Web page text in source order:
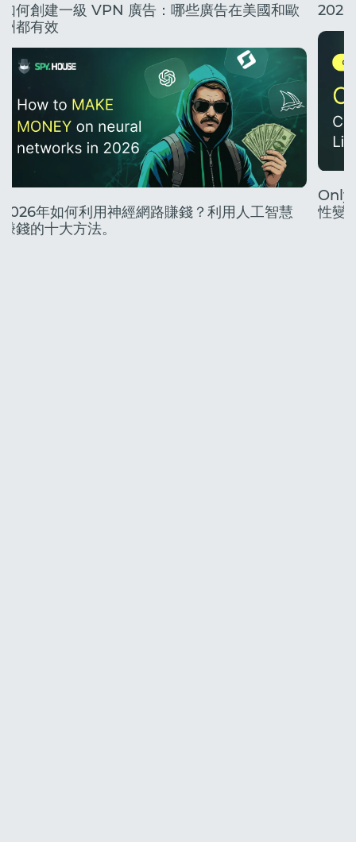
如何創建一級 VPN 廣告：哪些廣告在美國和歐
洲都有效
2026年如何利用神經網路賺錢？利用人工智慧
賺錢的十大方法。
2026
性變